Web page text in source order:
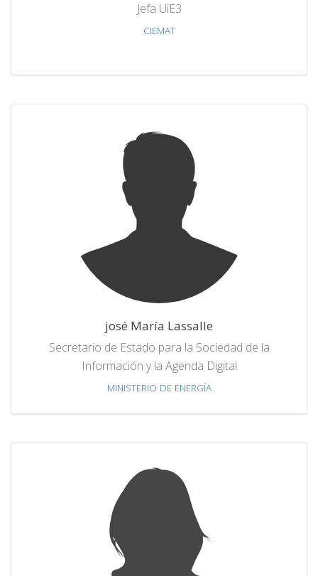
Jefa UiE3
CIEMAT
josé María Lassalle
Secretario de Estado para la Sociedad de la
Información y la Agenda Digital
MINISTERIO DE ENERGÍA